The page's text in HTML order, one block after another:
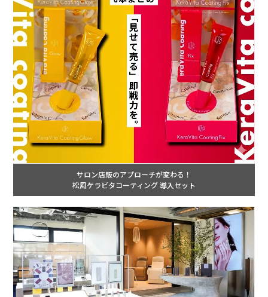
サロン店販のアプローチが変わる！
松風ケラビタコーティング 導入セット